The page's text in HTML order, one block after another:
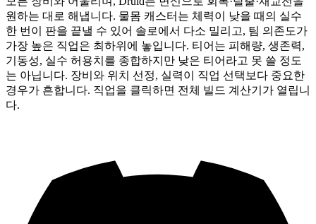
원하는 대로 해냅니다. 물몸 캐스터는 체력이 낮을 때의 실수
한 번이 판을 끝낼 수 있어 솔로에서 다소 밀리고, 팀 의존도가
가장 높은 직업은 최하위에 놓입니다. 티어는 피해량, 생존력,
기동성, 실수 허용치를 종합하지만 낮은 티어라고 못 쓸 정도
는 아닙니다. 장비와 위치 선정, 실력이 직업 선택보다 중요한
경우가 흔합니다. 직업을 클릭하면 전체 빌드 계산기가 열립니
다.